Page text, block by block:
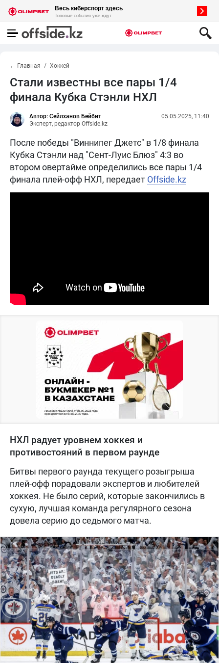
← Главная Хоккей
Стали известны все пары 1/4
финала Кубка Стэнли НХЛ
Автор: Сейлханов Бейбит
Эксперт, редактор Offside.kz
05.05.2025, 11:40
После победы "Виннипег Джетс" в 1/8 финала
Кубка Стэнли над "Сент-Луис Блюз" 4:3 во
втором овертайме определились все пары 1/4
финала плей-офф НХЛ, передает Offside.kz
НХЛ радует уровнем хоккея и
противостояний в первом раунде
Битвы первого раунда текущего розыгрыша
плей-офф порадовали экспертов и любителей
хоккея. Не было серий, которые закончились в
сухую, лучшая команда регулярного сезона
довела серию до седьмого матча.